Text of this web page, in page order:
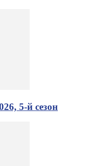
5-й сезон